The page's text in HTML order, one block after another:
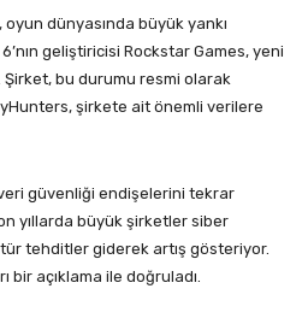
, oyun dünyasında büyük yankı
geliştiricisi Rockstar Games, yeni
Şirket, bu durumu resmi olarak
şirkete ait önemli verilere
güvenliği endişelerini tekrar
yıllarda büyük şirketler siber
tür tehditler giderek artış gösteriyor.
bir açıklama ile doğruladı.